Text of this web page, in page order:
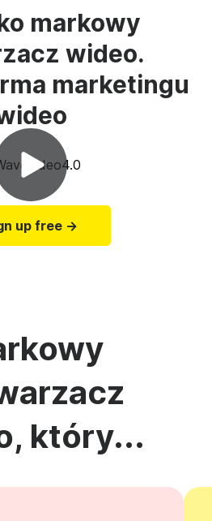
markowy
wideo.
marketingu
up free →
który...